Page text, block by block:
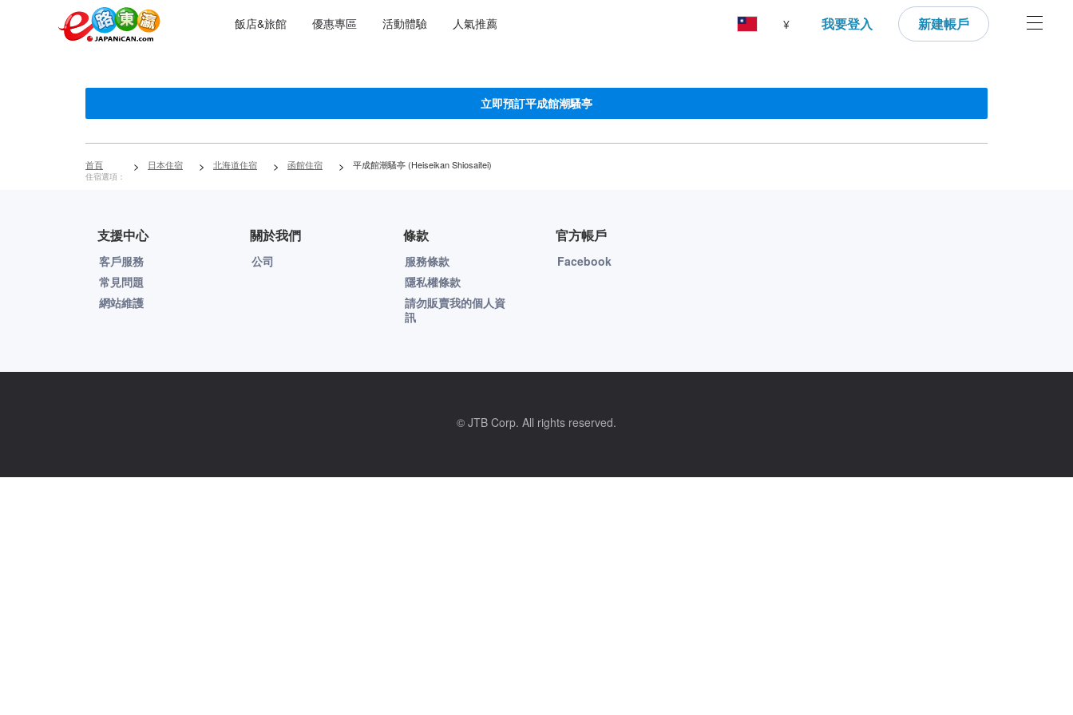
飯店&旅館 優惠專區 活動體驗 人氣推薦 ¥ 我要登入 新建帳戶
立即預訂平成館潮騷亭
首頁
住宿選項：
> 日本住宿 > 北海道住宿 > 函館住宿 > 平成館潮騷亭 (Heiseikan Shiosaitei)
支援中心
客戶服務
常見問題
網站維護
關於我們
公司
條款
服務條款
隱私權條款
請勿販賣我的個人資
訊
官方帳戶
Facebook
© JTB Corp. All rights reserved.